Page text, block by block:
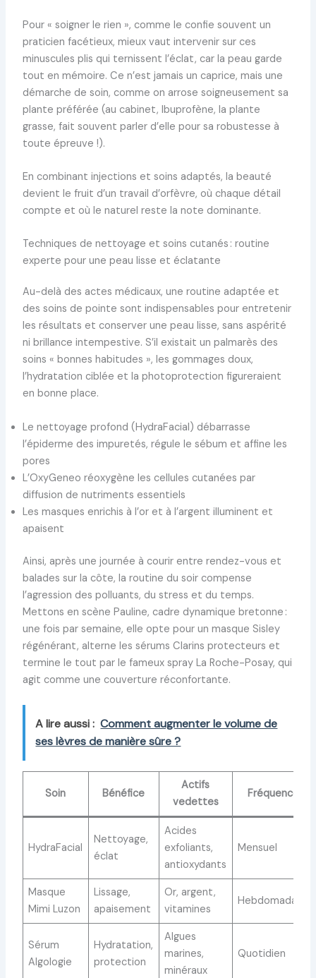
Pour « soigner le rien », comme le confie souvent un
praticien facétieux, mieux vaut intervenir sur ces
minuscules plis qui ternissent l’éclat, car la peau garde
tout en mémoire. Ce n’est jamais un caprice, mais une
démarche de soin, comme on arrose soigneusement sa
plante préférée (au cabinet, Ibuprofène, la plante
grasse, fait souvent parler d’elle pour sa robustesse à
toute épreuve !).
En combinant injections et soins adaptés, la beauté
devient le fruit d’un travail d’orfèvre, où chaque détail
compte et où le naturel reste la note dominante.
Techniques de nettoyage et soins cutanés : routine
experte pour une peau lisse et éclatante
Au-delà des actes médicaux, une routine adaptée et
des soins de pointe sont indispensables pour entretenir
les résultats et conserver une peau lisse, sans aspérité
ni brillance intempestive. S’il existait un palmarès des
soins « bonnes habitudes », les gommages doux,
l’hydratation ciblée et la photoprotection figureraient
en bonne place.
Le nettoyage profond (HydraFacial) débarrasse
l’épiderme des impuretés, régule le sébum et affine les
pores
L’OxyGeneo réoxygène les cellules cutanées par
diffusion de nutriments essentiels
Les masques enrichis à l’or et à l’argent illuminent et
apaisent
Ainsi, après une journée à courir entre rendez-vous et
balades sur la côte, la routine du soir compense
l’agression des polluants, du stress et du temps.
Mettons en scène Pauline, cadre dynamique bretonne :
une fois par semaine, elle opte pour un masque Sisley
régénérant, alterne les sérums Clarins protecteurs et
termine le tout par le fameux spray La Roche-Posay, qui
agit comme une couverture réconfortante.
A lire aussi : Comment augmenter le volume de
ses lèvres de manière sûre ?
Soin Bénéfice
Actifs
vedettes
Fréquence
HydraFacial
Nettoyage,
éclat
Acides
exfoliants,
antioxydants
Mensuel
Masque
Mimi Luzon
Lissage,
apaisement
Or, argent,
vitamines
Hebdomadaire
Sérum
Algologie
Hydratation,
protection
Algues
marines,
minéraux
Quotidien